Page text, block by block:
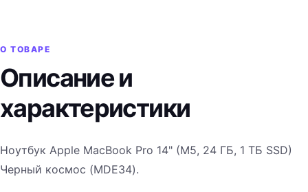
О ТОВАРЕ
Описание и
характеристики
Ноутбук Apple MacBook Pro 14" (M5, 24 ГБ, 1 ТБ SSD)
Черный космос (MDE34).